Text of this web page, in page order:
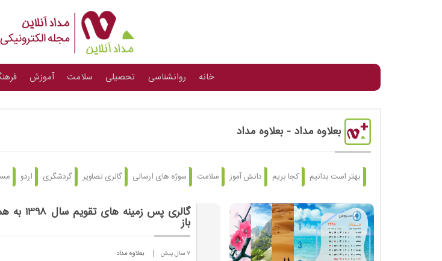
خانه روانشناسی تحصیلی سلامت آموزش
بعلاوه مداد - بعلاوه مداد
بهتر است بدانیم کجا بریم دانش آموز سلامت سوژه های ارسالی گالری تصاویر گردشگری اردو
گالری پس
باز
7 سال پیش بعلاوه مداد